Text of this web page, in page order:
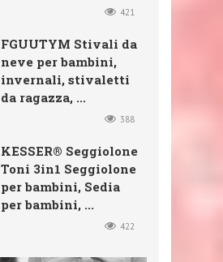
421
FGUUTYM Stivali da
neve per bambini,
invernali, stivaletti
da ragazza, ...
388
KESSER® Seggiolone
Toni 3in1 Seggiolone
per bambini, Sedia
per bambini, ...
422